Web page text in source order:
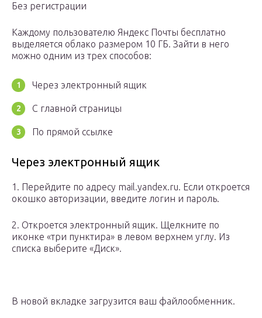
Без регистрации
Каждому пользователю Яндекс Почты бесплатно
выделяется облако размером 10 ГБ. Зайти в него
можно одним из трех способов:
Через электронный ящик
С главной страницы
По прямой ссылке
Через электронный ящик
1. Перейдите по адресу mail.yandex.ru. Если откроется
окошко авторизации, введите логин и пароль.
2. Откроется электронный ящик. Щелкните по
иконке «три пунктира» в левом верхнем углу. Из
списка выберите «Диск».
В новой вкладке загрузится ваш файлообменник.